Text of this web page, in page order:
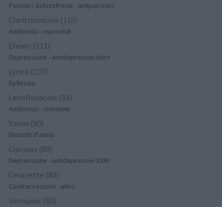
Psicosi / Schizofrenia - antipsicotici
Claritromicina (115)
Antibiotici - macrolidi
Efexor (111)
Depressione - antidepressivi altro
Lyrica (107)
Epilessia
Levofloxacina (93)
Antibiotici - chinoloni
Xanax (90)
Disturbi d'ansia
Cipralex (89)
Depressione - antidepressivi SSRI
Cerazette (85)
Contraccezione - altro
Seroquel (85)